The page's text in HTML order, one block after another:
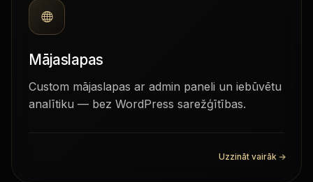
Mājaslapas
Custom mājaslapas ar admin paneli un iebūvētu
analītiku — bez WordPress sarežģītības.
Uzzināt vairāk →